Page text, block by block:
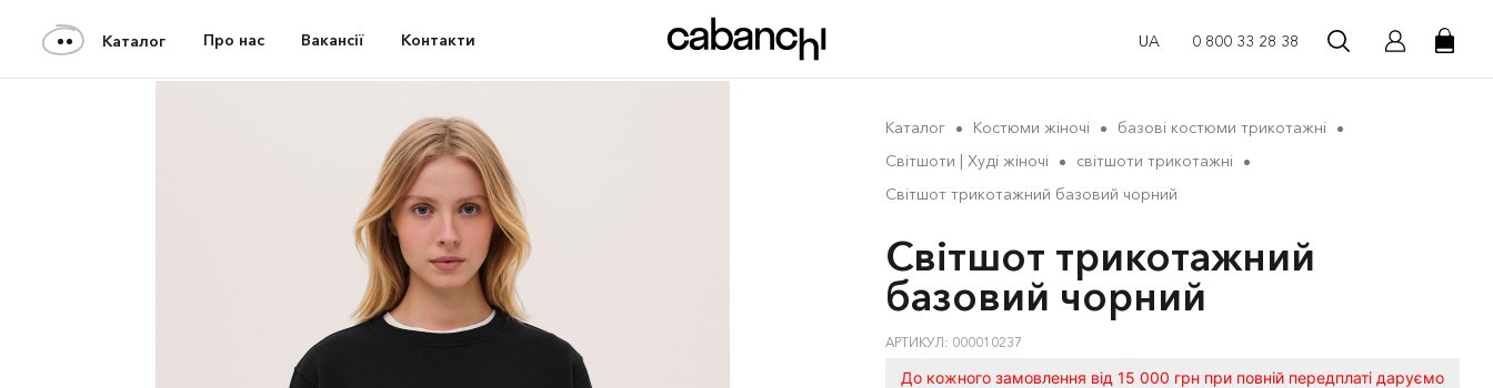
Каталог Про нас Вакансії Контакти UA 0 800 33 28 38
Каталог Костюми жіночі
базові костюми трикотажні
Світшоти | Худі жіночі
світшоти трикотажні
Світшот трикотажний базовий чорний
Світшот трикотажний
базовий чорний
АРТИКУЛ: 000010237
До кожного замовлення від 15 000 грн при повній передплаті даруємо